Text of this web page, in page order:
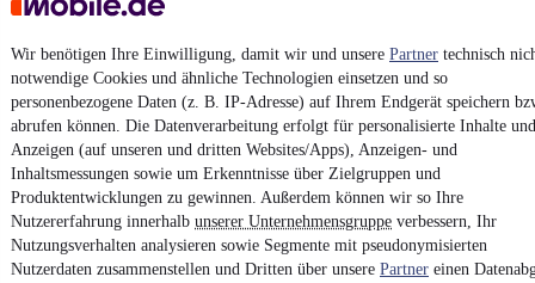
Wir benötigen Ihre Einwilligung, damit wir und unsere Partner technisch
notwendige Cookies und ähnliche Technologien einsetzen und so
personenbezogene Daten (z. B. IP-Adresse) auf Ihrem Endgerät speichern
abrufen können. Die Datenverarbeitung erfolgt für personalisierte Inhalte und
Anzeigen (auf unseren und dritten Websites/Apps), Anzeigen- und
Inhaltsmessungen sowie um Erkenntnisse über Zielgruppen und
Produktentwicklungen zu gewinnen. Außerdem können wir so Ihre
Nutzererfahrung innerhalb unserer Unternehmensgruppe verbessern, Ihr
Nutzungsverhalten analysieren sowie Segmente mit pseudonymisierten
Nutzerdaten zusammenstellen und Dritten über unsere Partner einen
AGB
Vertrag widerrufen
Datenschutz
Datenschutzeinstellungen
Erklärung zur Barrierefreiheit
Report Security Vulnerability (English)
Powered by